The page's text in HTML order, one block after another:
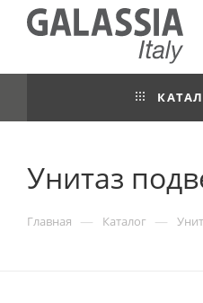
Унитаз
Главная — Каталог —